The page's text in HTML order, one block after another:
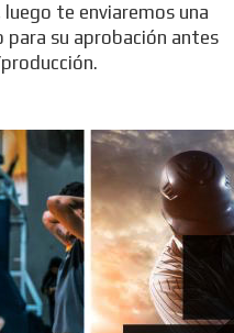
te enviaremos una
su aprobación antes